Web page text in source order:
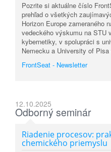
Pozrite si aktuálne číslo
prehľad o všetkých
Horizon Europe zameraného
vedeckého výskumu na STU
kybernetiky, v spolupráci s
Nemecku a University of Pisa
FrontSeat - Newsletter
12.10.2025
Odborný seminár
Riadenie procesov:
chemického priemyslu